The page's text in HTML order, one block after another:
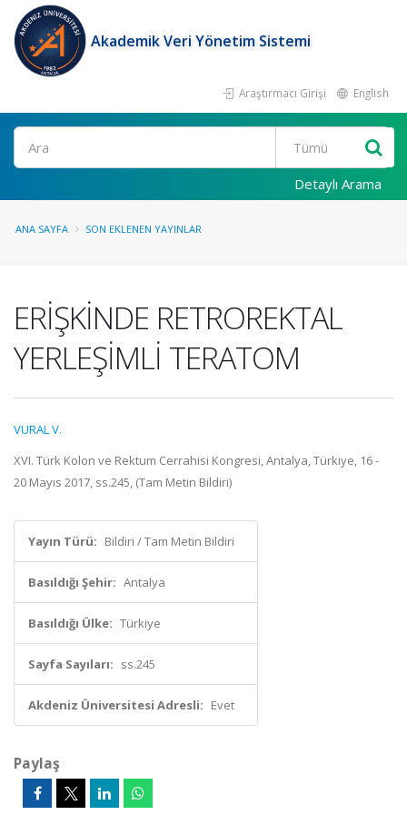
Akademik Veri Yönetim Sistemi
Araştırmacı Girişi English
Ara
Detaylı Arama
ANA SAYFA SON EKLENEN YAYINLAR
ERİŞKİNDE RETROREKTAL
YERLEŞİMLİ TERATOM
VURAL V.
XVI. Türk Kolon ve Rektum Cerrahisi Kongresi, Antalya, Türkiye, 16 -
20 Mayıs 2017, ss.245, (Tam Metin Bildiri)
Yayın Türü: Bildiri / Tam Metin Bildiri
Basıldığı Şehir: Antalya
Basıldığı Ülke: Türkiye
Sayfa Sayıları: ss.245
Akdeniz Üniversitesi Adresli: Evet
Paylaş